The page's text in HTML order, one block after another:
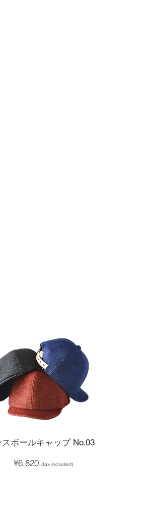
ボールキャップ No.03
¥6,820 (tax included)